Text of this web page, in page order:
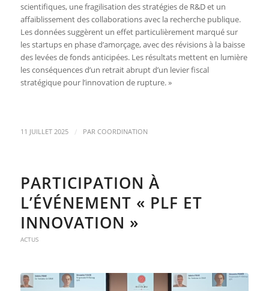
scientifiques, une fragilisation des stratégies de R&D et un
affaiblissement des collaborations avec la recherche publique.
Les données suggèrent un effet particulièrement marqué sur
les startups en phase d’amorçage, avec des révisions à la baisse
des levées de fonds anticipées. Les résultats mettent en lumière
les conséquences d’un retrait abrupt d’un levier fiscal
stratégique pour l’innovation de rupture. »
11 JUILLET 2025 / PAR COORDINATION
PARTICIPATION À
L’ÉVÉNEMENT « PLF ET
INNOVATION »
ACTUS